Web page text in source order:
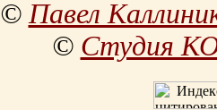
©Павел
© Студия